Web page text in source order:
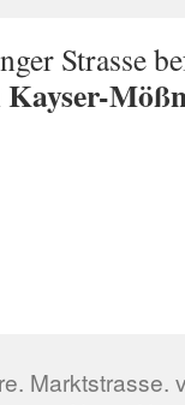
Strasse
Kayser-
Marktstrasse.